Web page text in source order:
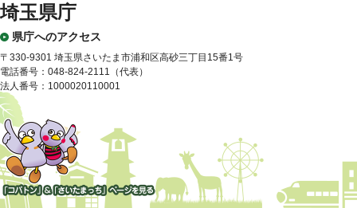
埼玉県庁
県庁へのアクセス
〒330-9301 埼玉県さいたま市浦和区高砂三丁目15番1号
電話番号：048-824-2111（代表）
法人番号：1000020110001
「コバトン」&「さいたまっ